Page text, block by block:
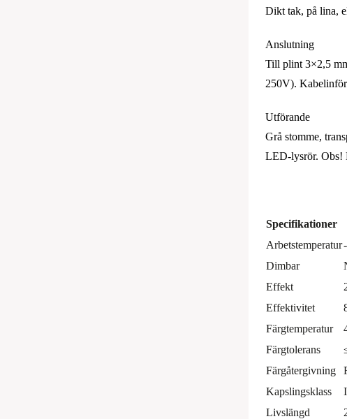
Dikt tak, på lina,
Anslutning
Till plint 3×2,5
250V).
Utförande
Grå stomme,
LED-lysrör. Obs!
Specifikationer
Arbetstemperatur
Dimbar
Effekt
Effektivitet
Färgtemperatur
Färgtolerans
Färgåtergivning
Kapslingsklass
Livslängd